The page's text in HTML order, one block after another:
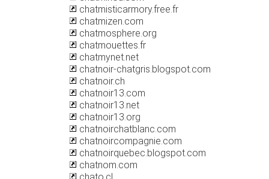
chatmisticarmory.free.fr
chatmizen.com
chatmosphere.org
chatmouettes.fr
chatmynet.net
chatnoir-chatgris.blogspot.com
chatnoir.ch
chatnoir13.com
chatnoir13.net
chatnoir13.org
chatnoirchatblanc.com
chatnoircompagnie.com
chatnoirquebec.blogspot.com
chatnom.com